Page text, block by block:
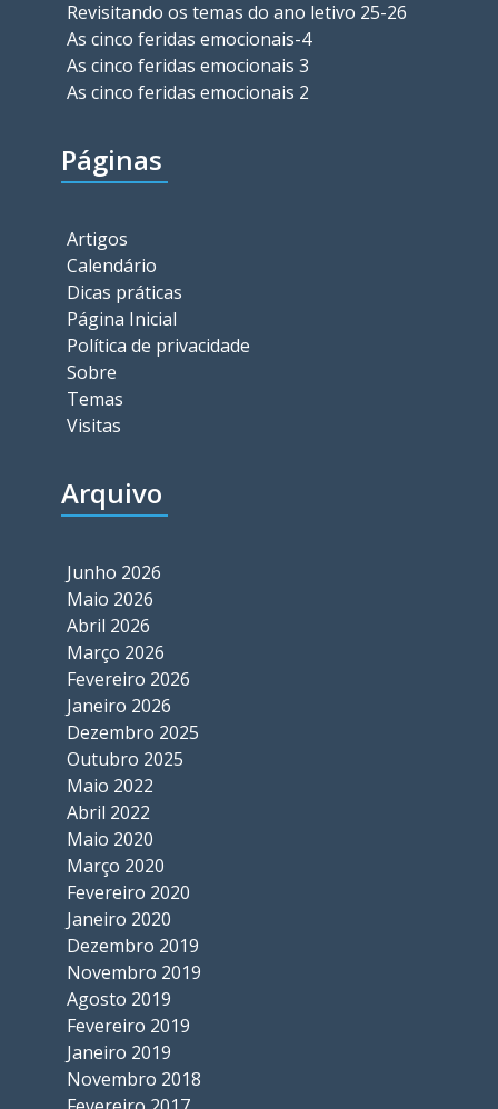
Revisitando os temas do ano letivo 25-26
As cinco feridas emocionais-4
As cinco feridas emocionais 3
As cinco feridas emocionais 2
Páginas
Artigos
Calendário
Dicas práticas
Página Inicial
Política de privacidade
Sobre
Temas
Visitas
Arquivo
Junho 2026
Maio 2026
Abril 2026
Março 2026
Fevereiro 2026
Janeiro 2026
Dezembro 2025
Outubro 2025
Maio 2022
Abril 2022
Maio 2020
Março 2020
Fevereiro 2020
Janeiro 2020
Dezembro 2019
Novembro 2019
Agosto 2019
Fevereiro 2019
Janeiro 2019
Novembro 2018